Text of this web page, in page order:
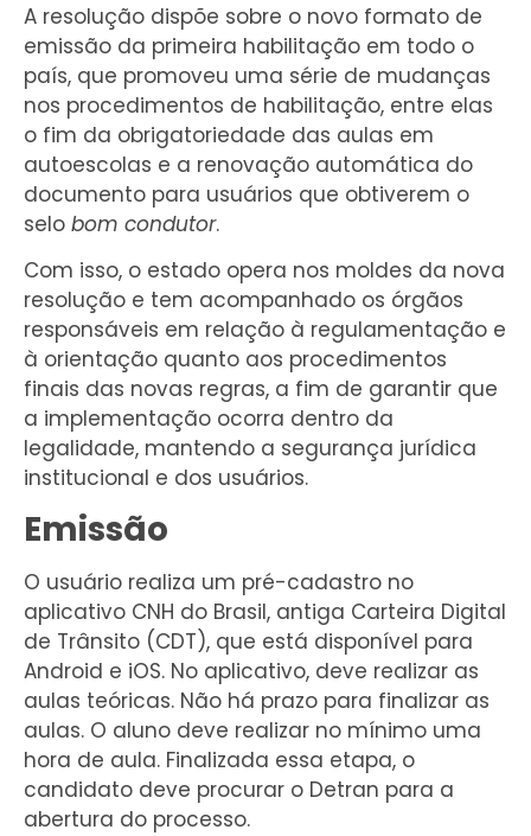
A resolução dispõe sobre o novo formato de
emissão da primeira habilitação em todo o
país, que promoveu uma série de mudanças
nos procedimentos de habilitação, entre elas
o fim da obrigatoriedade das aulas em
autoescolas e a renovação automática do
documento para usuários que obtiverem o
selo bom condutor.
Com isso, o estado opera nos moldes da nova
resolução e tem acompanhado os órgãos
responsáveis em relação à regulamentação e
à orientação quanto aos procedimentos
finais das novas regras, a fim de garantir que
a implementação ocorra dentro da
legalidade, mantendo a segurança jurídica
institucional e dos usuários.
Emissão
O usuário realiza um pré-cadastro no
aplicativo CNH do Brasil, antiga Carteira Digital
de Trânsito (CDT), que está disponível para
Android e iOS. No aplicativo, deve realizar as
aulas teóricas. Não há prazo para finalizar as
aulas. O aluno deve realizar no mínimo uma
hora de aula. Finalizada essa etapa, o
candidato deve procurar o Detran para a
abertura do processo.